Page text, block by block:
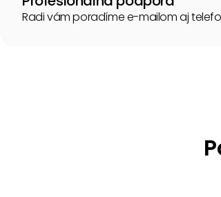
Radi vám poradíme e-mailom aj